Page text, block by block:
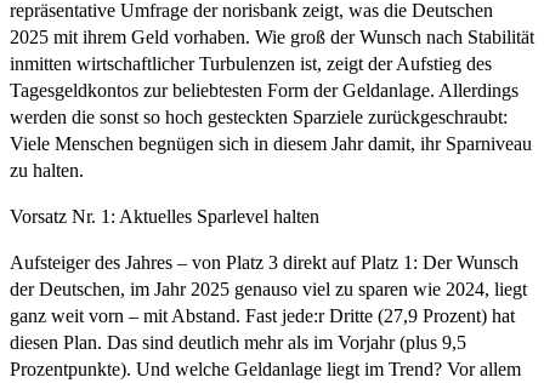
repräsentative Umfrage der norisbank zeigt, was die Deutschen
2025 mit ihrem Geld vorhaben. Wie groß der Wunsch nach Stabilität
inmitten wirtschaftlicher Turbulenzen ist, zeigt der Aufstieg des
Tagesgeldkontos zur beliebtesten Form der Geldanlage. Allerdings
werden die sonst so hoch gesteckten Sparziele zurückgeschraubt:
Viele Menschen begnügen sich in diesem Jahr damit, ihr Sparniveau
zu halten.
Vorsatz Nr. 1: Aktuelles Sparlevel halten
Aufsteiger des Jahres – von Platz 3 direkt auf Platz 1: Der Wunsch
der Deutschen, im Jahr 2025 genauso viel zu sparen wie 2024, liegt
ganz weit vorn – mit Abstand. Fast jede:r Dritte (27,9 Prozent) hat
diesen Plan. Das sind deutlich mehr als im Vorjahr (plus 9,5
Prozentpunkte). Und welche Geldanlage liegt im Trend? Vor allem